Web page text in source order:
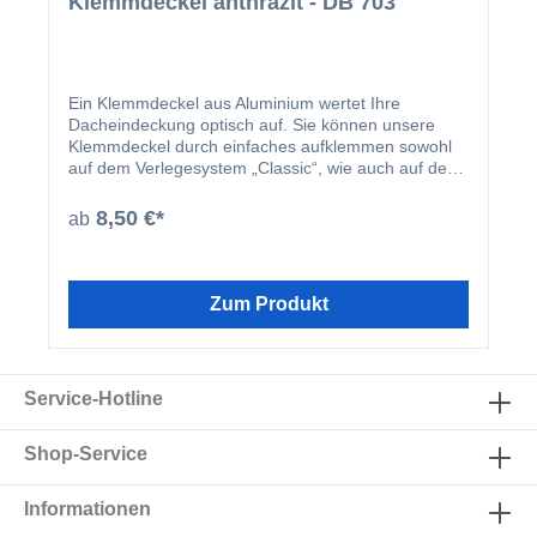
Ein Klemmdeckel aus Aluminium wertet Ihre
Dacheindeckung optisch auf. Sie können unsere
Klemmdeckel durch einfaches aufklemmen sowohl
auf dem Verlegesystem „Classic“, wie auch auf dem
montiert, harmoniert der Klemmdeckel nicht nur
farblich mit Ihren restlichen Profilleisten, sondern
wird nach der Montage der Verlegeprofile einfach
ab 8,50 €*
Zum Produkt
Service-Hotline
Shop-Service
Informationen